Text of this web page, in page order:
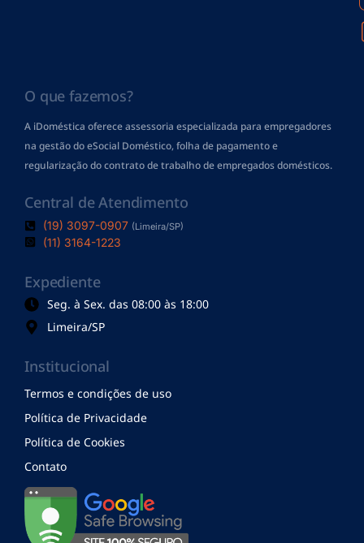
O que fazemos?
A iDoméstica oferece assessoria especializada para empregadores
na gestão do eSocial Doméstico, folha de pagamentoe
regularização do contrato de trabalho de empregados domésticos.
Central de Atendimento
(19) 3097-0907 (Limeira/SP)
(11) 3164-1223
Expediente
Seg. à Sex. das 08:00 às 18:00
Limeira/SP
Institucional
Termos e condições de uso
Política de Privacidade
Política de Cookies
Contato